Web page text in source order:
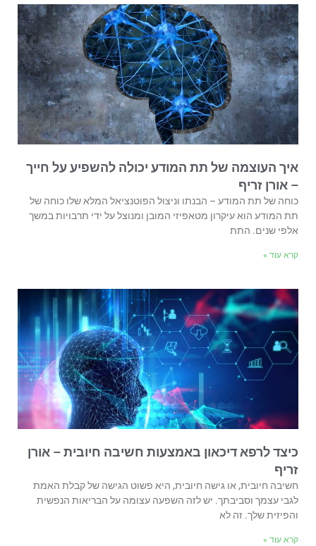
איך העוצמה של תת המודע יכולה להשפיע על חייך
– אורן זריף
כוחה של תת המודע – הבנתו וניצול הפוטנציאל המלא שלו כוחה של
תת המודע הוא עיקרון מטאפיזי המובן ומנוצל על ידי תרבויות במשך
אלפי שנים. התת
קרא עוד »
כיצד לרפא דיכאון באמצעות חשיבה חיובית – אורן
זריף
חשיבה חיובית, או גישה חיובית, היא פשוט הגישה של קבלת האמת
לגבי עצמך וסביבתך. יש לזה השפעה עצומה על הבריאות הנפשית
והפיזית שלך. זה לא
קרא עוד »